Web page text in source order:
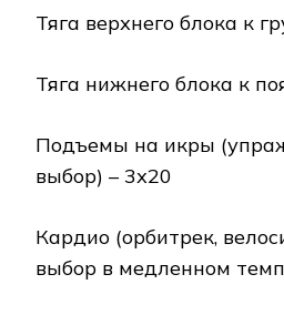
Тяга верхнего блока к
Тяга нижнего блока к
Подъемы на икры
выбор) – 3х20
Кардио (орбитрек,
выбор в медленном